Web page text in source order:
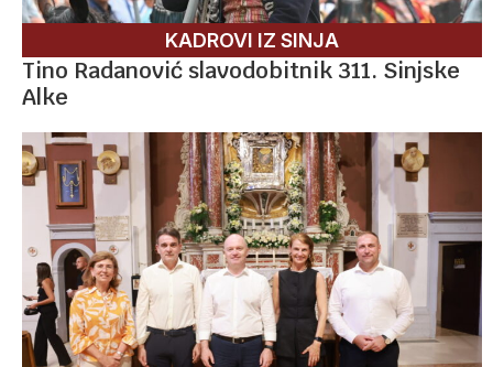
KADROVI IZ SINJA
Tino Radanović slavodobitnik 311. Sinjske
Alke